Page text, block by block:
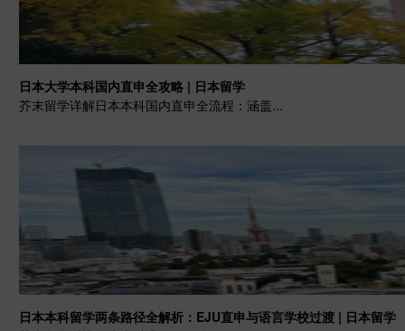
日本大学本科国内直申全攻略 | 日本留学
芥末留学详解日本本科国内直申全流程：涵盖...
日本本科留学两条路径全解析：EJU直申与语言学校过渡 | 日本留学